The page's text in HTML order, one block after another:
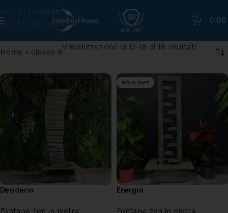
Skip to navigation
Skip to main content
0 0,00
Home » classe 9
Visualizzazione di 13-18 di 18 risultati
Desiderio
Fontane zen in pietra
SOLD OUT
Energia
Fontane zen in pietra